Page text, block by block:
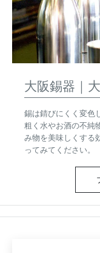
大阪錫器｜
錫は錆びにくく変色
粗く水やお酒の不純
み物を美味しくする
ってみてください。